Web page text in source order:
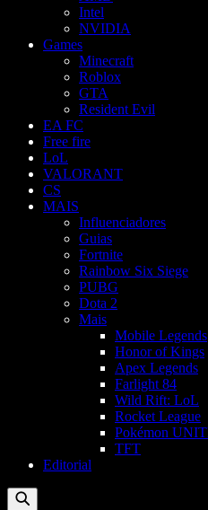
Intel
NVIDIA
Games
Minecraft
Roblox
GTA
Resident Evil
EA FC
Free fire
LoL
VALORANT
CS
MAIS
Influenciadores
Guias
Fortnite
Rainbow Six Siege
PUBG
Dota 2
Mais
Mobile Legends
Honor of Kings
Apex Legends
Farlight 84
Wild Rift: LoL
Rocket League
Pokémon
TFT
Editorial
Buscar